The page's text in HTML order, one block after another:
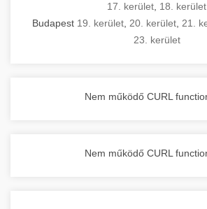
üzembe helyezés
garancia, gyors szerviz és
támogatás biztosítja az Ön
Nagykonyhai berendezések
17. kerület 18. kerület
Budapest 19. kerület 20. kerület 21.
23. kerület
Nem működő CURL
Nem működő CURL